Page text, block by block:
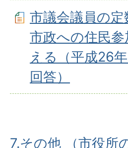
市議会議員の定
市政への住民
える（平成26
回答）
7.その他 （市役所